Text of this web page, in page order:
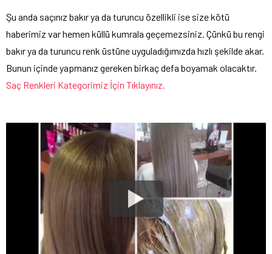
Şu anda saçınız bakır ya da turuncu özellikli ise size kötü
haberimiz var hemen küllü kumrala geçemezsiniz. Çünkü bu rengi
bakır ya da turuncu renk üstüne uyguladığımızda hızlı şekilde akar.
Bunun içinde yapmanız gereken birkaç defa boyamak olacaktır.
Saç Renkleri Kategorimiz İçin Tıklayınız.